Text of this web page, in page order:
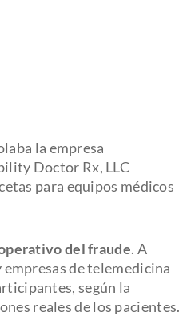
la empresa
Doctor Rx, LLC
para equipos médicos
del fraude. A
de telemedicina
según la
reales de los pacientes.